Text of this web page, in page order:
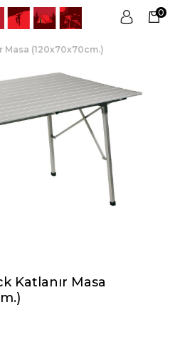
Üye Ol
0
Masa (120x70x70cm.)
Katlanır Masa